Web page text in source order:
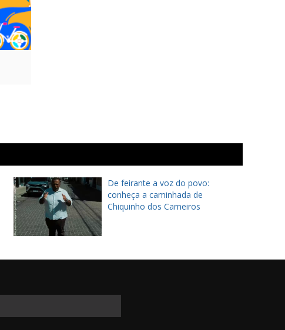
De feirante a voz do povo:
conheça a caminhada de
Chiquinho dos Carneiros